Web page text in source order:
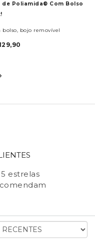
de Poliamida® Com Bolso
bolso, bojo removível
estrelas
AVALIAÇÕES POR